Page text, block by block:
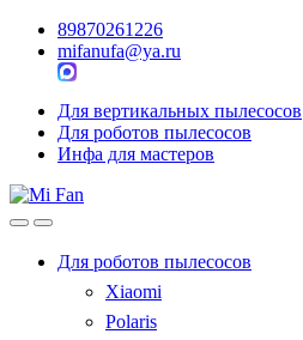
89870261226
mifanufa@ya.ru
Для вертикальных пылесосов
Для роботов пылесосов
Инфа для мастеров
Для роботов пылесосов
Xiaomi
Polaris